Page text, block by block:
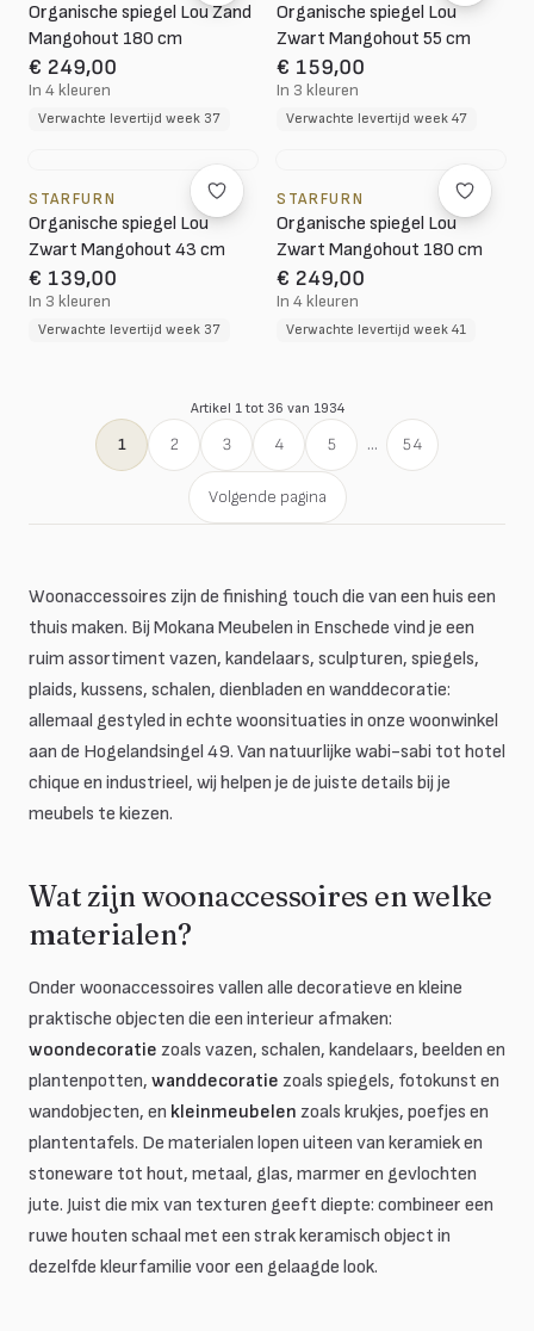
Organische spiegel Lou Zand
Mangohout 180 cm
€ 249,00
In 4 kleuren
Verwachte levertijd week 37
Organische spiegel Lou
Zwart Mangohout 55 cm
€ 159,00
In 3 kleuren
Verwachte levertijd week 47
STARFURN
Organische spiegel Lou
Zwart Mangohout 43 cm
€ 139,00
In 3 kleuren
Verwachte levertijd week 37
STARFURN
Organische spiegel Lou
Zwart Mangohout 180 cm
€ 249,00
In 4 kleuren
Verwachte levertijd week 41
Artikel 1 tot 36 van 1934
1 2 3 4 5 ... 54
Volgende pagina
Woonaccessoires zijn de finishing touch die van een huis een
thuis maken. Bij Mokana Meubelen in Enschede vind je een
ruim assortiment vazen, kandelaars, sculpturen, spiegels,
plaids, kussens, schalen, dienbladen en wanddecoratie:
allemaal gestyled in echte woonsituaties in onze woonwinkel
aan de Hogelandsingel 49. Van natuurlijke wabi-sabi tot hotel
chique en industrieel, wij helpen je de juiste details bij je
meubels te kiezen.
Wat zijn woonaccessoires en welke
materialen?
Onder woonaccessoires vallen alle decoratieve en kleine
praktische objecten die een interieur afmaken:
woondecoratie zoals vazen, schalen, kandelaars, beelden en
plantenpotten, wanddecoratie zoals spiegels, fotokunst en
wandobjecten, en kleinmeubelen zoals krukjes, poefjes en
plantentafels. De materialen lopen uiteen van keramiek en
stoneware tot hout, metaal, glas, marmer en gevlochten
jute. Juist die mix van texturen geeft diepte: combineer een
ruwe houten schaal met een strak keramisch object in
dezelfde kleurfamilie voor een gelaagde look.